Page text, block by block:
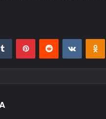
Tumblr PinterestReddit